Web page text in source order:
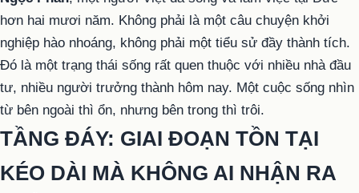
hơn hai mươi năm. Không phải là một câu chuyện khởi
nghiệp hào nhoáng, không phải một tiểu sử đầy thành tích.
Đó là một trạng thái sống rất quen thuộc với nhiều nhà đầu
tư, nhiều người trưởng thành hôm nay. Một cuộc sống nhìn
từ bên ngoài thì ổn, nhưng bên trong thì trôi.
TẦNG ĐÁY: GIAI ĐOẠN TỒN TẠI
KÉO DÀI MÀ KHÔNG AI NHẬN RA